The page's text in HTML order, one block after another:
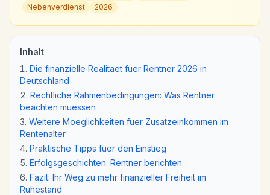
Nebenverdienst
2026
Inhalt
Die finanzielle Realitaet fuer Rentner 2026 in
Deutschland
Rechtliche Rahmenbedingungen: Was Rentner
beachten muessen
Weitere Moeglichkeiten fuer Zusatzeinkommen im
Rentenalter
Praktische Tipps fuer den Einstieg
Erfolgsgeschichten: Rentner berichten
Fazit: Ihr Weg zu mehr finanzieller Freiheit im
Ruhestand